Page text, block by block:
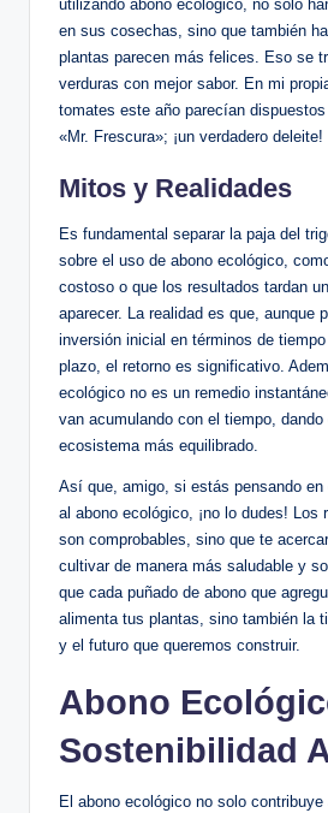
utilizando abono ecológico, no solo
en sus cosechas, sino que también
plantas parecen más felices. Eso se
verduras con mejor sabor. En mi
tomates este año parecían dispuestos
«Mr. Frescura»; ¡un verdadero deleite!
Mitos y Realidades
Es fundamental separar la paja del
sobre el uso de abono ecológico,
costoso o que los resultados tardan
aparecer. La realidad es que, aunque
inversión inicial en términos de
plazo, el retorno es significativo.
ecológico no es un remedio
van acumulando con el tiempo,
ecosistema más equilibrado.
Así que, amigo, si estás pensando en
al abono ecológico, ¡no lo dudes! Los
son comprobables, sino que te
cultivar de manera más saludable y
que cada puñado de abono que
alimenta tus plantas, sino también la
y el futuro que queremos construir.
Abono
Sostenibilidad
El abono ecológico no solo contribuye